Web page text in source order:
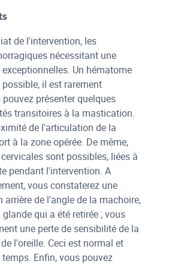
de l'intervention, les
nécessitant une
Un hématome
il est rarement
présenter quelques
transitoires à la mastication.
de l'articulation de la
à la zone opérée. De même,
sont possibles, liées à
pendant l'intervention. A
vous constaterez une
arrière de l'angle de la machoire,
qui a été retirée ; vous
une perte de sensibilité de la
l'oreille. Ceci est normal et
Enfin, vous pouvez